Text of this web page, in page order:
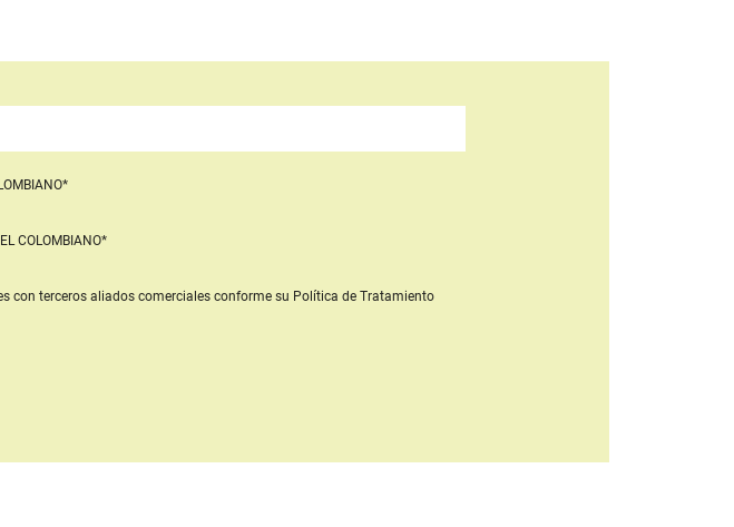
COLOMBIANO*
con terceros aliados comercialesconforme su Política de Tratamiento